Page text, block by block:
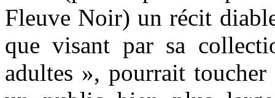
Fleuve Noir) un récit
que visant par sa
adultes », pourrait